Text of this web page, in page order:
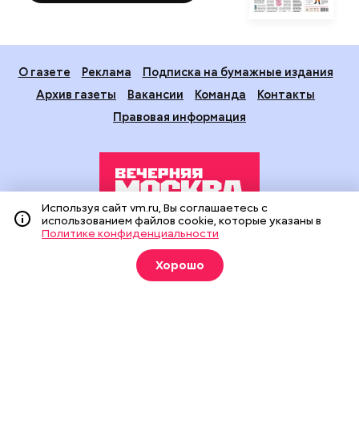
О газете Реклама
Подписка на бумажные издания
Архив газеты
Вакансии Команда
Контакты
Правовая информация
Издание создано при финансовой поддержке Департамента
средств массовой информации и рекламы города Москвы.
На сайте применяются рекомендательные технологии
(информационные технологии предоставления информации
Используя сайт vm.ru, Вы соглашаетесь с
использованием файлов cookie, которые указаны в
Политике конфиденциальности
Хорошо